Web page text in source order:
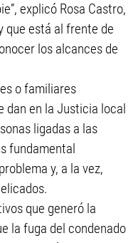
explicó Rosa Castro,
que está al frente de
los alcances de
o familiares
dan en la Justicia local
ligadas a las
fundamental
y, a la vez,
que generó la
la fuga del condenado